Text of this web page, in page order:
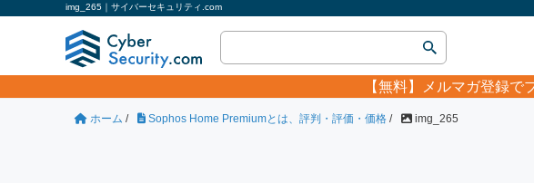
img_265｜サイバーセキュリティ.com
【無料】 メルマガ登録で
ホーム / Sophos Home Premiumとは、評判・評価・価格 / img_265